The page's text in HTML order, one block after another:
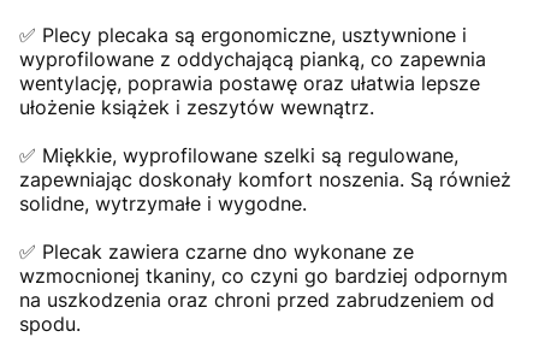
✅ Plecy plecaka są ergonomiczne, usztywnione i
wyprofilowane z oddychającą pianką, co zapewnia
wentylację, poprawia postawę oraz ułatwia lepsze
ułożenie książek i zeszytów wewnątrz.
✅ Miękkie, wyprofilowane szelki są regulowane,
zapewniając doskonały komfort noszenia. Są również
solidne, wytrzymałe i wygodne.
✅ Plecak zawiera czarne dno wykonane ze
wzmocnionej tkaniny, co czyni go bardziej odpornym
na uszkodzenia oraz chroni przed zabrudzeniem od
spodu.